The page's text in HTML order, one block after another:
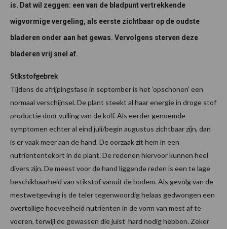
is. Dat wil zeggen: een van de bladpunt vertrekkende
wigvormige vergeling, als eerste zichtbaar op de oudste
bladeren onder aan het gewas. Vervolgens sterven deze
bladeren vrij snel af.
Stikstofgebrek
Tijdens de afrijpingsfase in september is het ‘opschonen’ een
normaal verschijnsel. De plant steekt al haar energie in droge stof
productie door vulling van de kolf. Als eerder genoemde
symptomen echter al eind juli/begin augustus zichtbaar zijn, dan
is er vaak meer aan de hand. De oorzaak zit hem in een
nutriëntentekort in de plant. De redenen hiervoor kunnen heel
divers zijn. De meest voor de hand liggende reden is een te lage
beschikbaarheid van stikstof vanuit de bodem. Als gevolg van de
mestwetgeving is de teler tegenwoordig helaas gedwongen een
overtollige hoeveelheid nutriënten in de vorm van mest af te
voeren, terwijl de gewassen die juist hard nodig hebben. Zeker